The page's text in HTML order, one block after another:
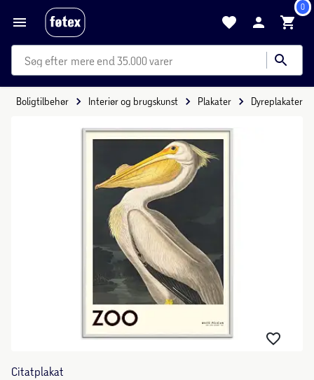
0
mere end 35.000 varer
Boligtilbehør Interiør og brugskunst Plakater Dyreplakater
Citatplakat